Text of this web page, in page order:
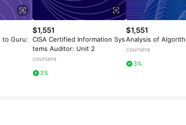
to Guru:
$1,551
CISA Certified Information Sys
tems Auditor: Unit 2
coursera
3%
$1,551
Analysis of
coursera
3%